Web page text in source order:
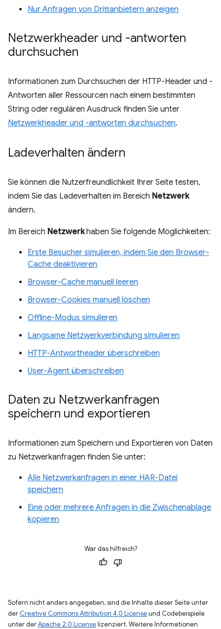
Nur Anfragen von Drittanbietern anzeigen
Netzwerkheader und -antworten
durchsuchen
Informationen zum Durchsuchen der HTTP-Header und -
Antworten aller Ressourcen nach einem bestimmten
String oder regulären Ausdruck finden Sie unter
Netzwerkheader und -antworten durchsuchen.
Ladeverhalten ändern
Sie können die Nutzerfreundlichkeit Ihrer Seite testen,
indem Sie das Ladeverhalten im Bereich Netzwerk
ändern.
Im Bereich Netzwerkhaben Sie folgende Möglichkeiten:
Erste Besucher simulieren, indem Sie den Browser-
Cache deaktivieren
Browser-Cache manuell leeren
Browser-Cookies manuell löschen
Offline-Modus simulieren
Langsame Netzwerkverbindung simulieren
HTTP-Antwortheader überschreiben
User-Agent überschreiben
Daten zu Netzwerkanfragen
speichern und exportieren
Informationen zum Speichern und Exportieren von Daten
zu Netzwerkanfragen finden Sie unter:
Alle Netzwerkanfragen in einer HAR-Datei
speichern
Eine oder mehrere Anfragen in die Zwischenablage
kopieren
War das hilfreich?
Sofern nicht anders angegeben, sind die Inhalte dieser Seite unter
der Creative Commons Attribution 4.0 Licenseund Codebeispiele
unter derApache 2.0 Licenselizenziert. Weitere Informationen